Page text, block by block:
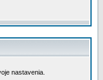
nastavenia.